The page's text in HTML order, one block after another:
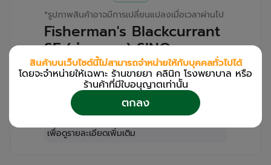
*รูปภาพสินค้าอาจมีการเปลี่ยนแปลงเมื่อเวลาผ่านไป
Fisherman's Blackcurrant
SF (ม่วง-ขาว) SINO-
PACIFIC (Box/24s/22g)
สำหรับลูกค้าเฉพาะร้านขายยา คลินิก และโรง
พยาบาล
เข้าสู่ระบบ / ลงทะเบียน
เพื่อดูรายละเอียดเพิ่มเติม
สินค้าบนเว็บไซต์นี้ไม่สามารถจำหน่ายให้กับบุคคลทั่วไปได้
โดยจะจำหน่ายให้เฉพาะ ร้านขายยา คลินิก โรงพยาบาล หรือ
ร้านค้าที่มีใบอนุญาตเท่านััน
ตกลง